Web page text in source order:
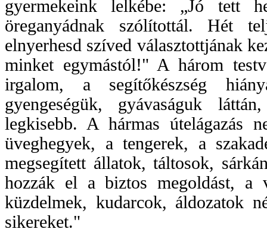
gyermekeink lelkébe: „Jó tett
öreganyádnak szólítottál. Hét
elnyerhesd szíved választottjának
minket egymástól!" A három
irgalom, a segítőkészség
gyengeségük, gyávaságuk
legkisebb. A hármas útelágazás
üveghegyek, a tengerek, a
megsegített állatok, táltosok,
hozzák el a biztos megoldást, a
küzdelmek, kudarcok, áldozatok
sikereket."